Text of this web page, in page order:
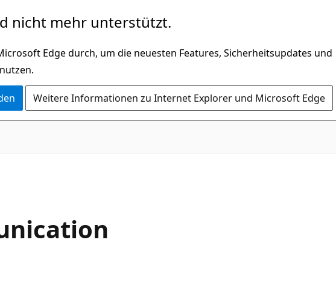
nicht mehr unterstützt.
Edge durch, um die neuesten Features, Sicherheitsupdates und
Weitere Informationen zu Internet Explorer und Microsoft Edge